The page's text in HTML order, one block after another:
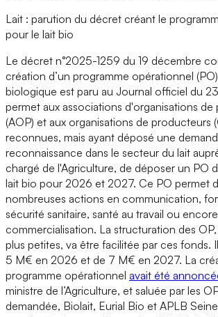
Lait : parution du décret créant le
pour le lait bio
Le décret n°2025-1259 du 19 décembre
création d’un programme opérationnel
biologique est paru au Journal officiel du
permet aux associations d'organisations de
(AOP) et aux organisations de producteurs
reconnues, mais ayant déposé une
reconnaissance dans le secteur du lait
chargé de l'Agriculture, de déposer un PO
lait bio pour 2026 et 2027. Ce PO permet
nombreuses actions en communication,
sécurité sanitaire, santé au travail ou encore
commercialisation. La structuration des
plus petites, va être facilitée par ces fonds.
5 M€ en 2026 et de 7 M€ en 2027. La
programme opérationnel avait été
ministre de l’Agriculture, et saluée par les
demandée, Biolait, Eurial Bio et APLB